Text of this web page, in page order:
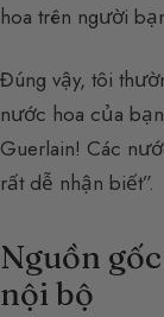
hoa trên người
Đúng vậy, tôi
nước hoa của
Guerlain! Các
rất dễ nhận biết”.
Nguồn
nội bộ